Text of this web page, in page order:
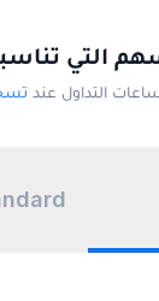
التي
التداول عند